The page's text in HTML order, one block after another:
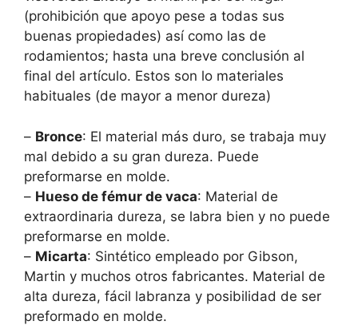
(prohibición que apoyo pese a todas sus
buenas propiedades) así como las de
rodamientos; hasta una breve conclusión al
final del artículo. Estos son lo materiales
habituales (de mayor a menor dureza)
– Bronce: El material más duro, se trabaja muy
mal debido a su gran dureza. Puede
preformarse en molde.
– Hueso de fémur de vaca: Material de
extraordinaria dureza, se labra bien y no puede
preformarse en molde.
– Micarta: Sintético empleado por Gibson,
Martin y muchos otros fabricantes. Material de
alta dureza, fácil labranza y posibilidad de ser
preformado en molde.